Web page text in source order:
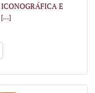
E
[...]